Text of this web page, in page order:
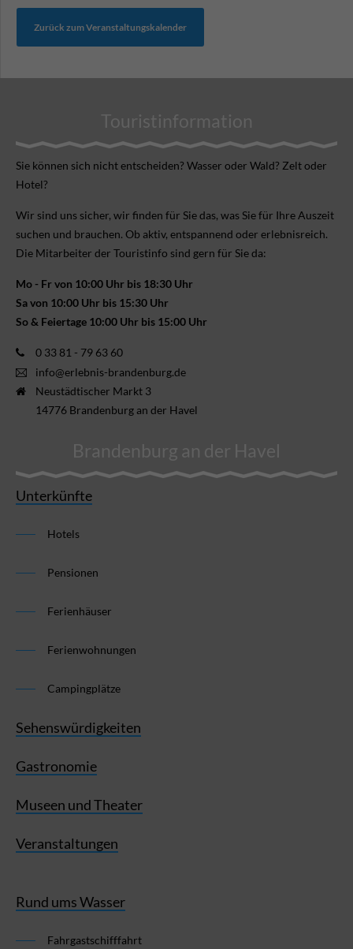
Zurück zum Veranstaltungskalender
Touristinformation
Sie können sich nicht ent­scheiden? Wasser oder Wald? Zelt oder
Hotel?
Wir sind uns sicher, wir finden für Sie das, was Sie für Ihre Aus­zeit
suchen und brauchen. Ob aktiv, ent­spannend oder erlebnis­reich.
Die Mitarbeiter der Touristinfo sind gern für Sie da:
Mo - Fr von 10:00 Uhr bis 18:30 Uhr
Sa von 10:00 Uhr bis 15:30 Uhr
So & Feiertage 10:00 Uhr bis 15:00 Uhr
0 33 81 - 79 63 60
info@erlebnis-brandenburg.de
Neustädtischer Markt 3
14776 Brandenburg an der Havel
Brandenburg an der Havel
Unterkünfte
Hotels
Pensionen
Ferienhäuser
Ferienwohnungen
Campingplätze
Sehenswürdigkeiten
Gastronomie
Museen und Theater
Veranstaltungen
Rund ums Wasser
Fahrgastschifffahrt